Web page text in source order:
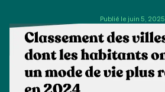
Publié le juin 5, 2025